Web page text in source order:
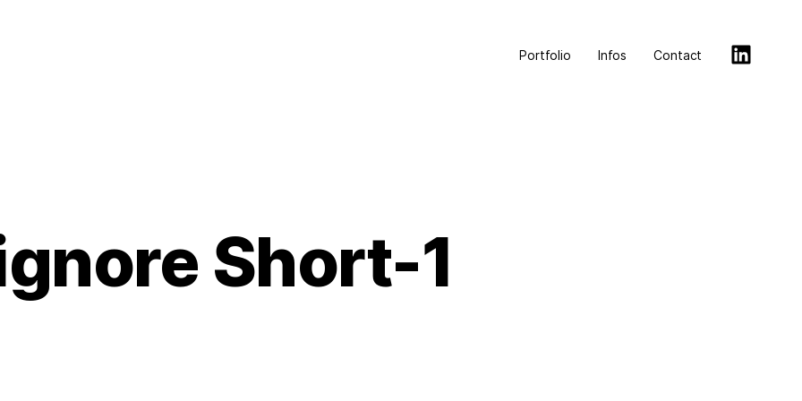
Portfolio Infos Contact
Short-1